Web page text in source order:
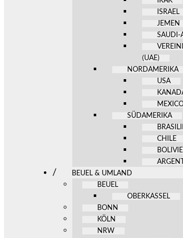
ISRAEL
JEMEN
SAUDI-
(UAE)
NORDAMERIKA
USA
SÜDAMERIKA
CHILE
BEUEL & UMLAND
BEUEL
OBERKASSEL
BONN
KÖLN
NRW